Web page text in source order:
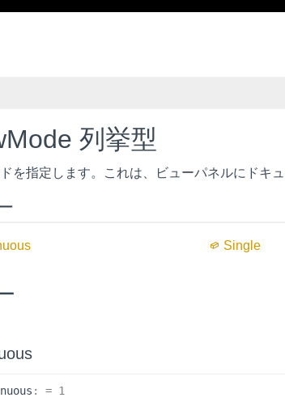
列挙型
を指定します。これは、ビューパネルにドキ
Single
: = 1